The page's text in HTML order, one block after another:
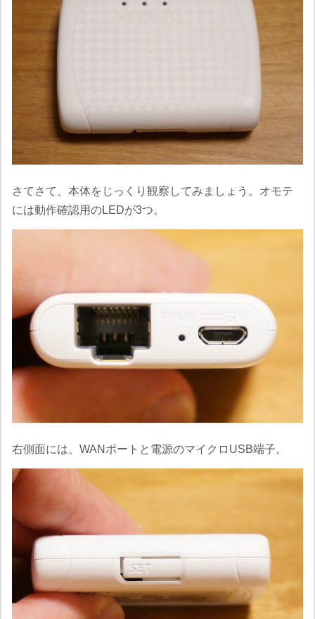
さてさて、本体をじっくり観察してみましょう。オモテ
には動作確認用のLEDが3つ。
右側面には、WANポートと電源のマイクロUSB端子。